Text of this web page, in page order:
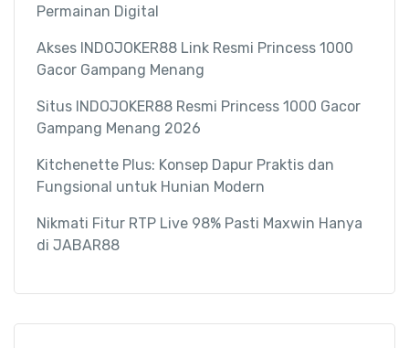
Permainan Digital
Akses INDOJOKER88 Link Resmi Princess 1000
Gacor Gampang Menang
Situs INDOJOKER88 Resmi Princess 1000 Gacor
Gampang Menang 2026
Kitchenette Plus: Konsep Dapur Praktis dan
Fungsional untuk Hunian Modern
Nikmati Fitur RTP Live 98% Pasti Maxwin Hanya
di JABAR88